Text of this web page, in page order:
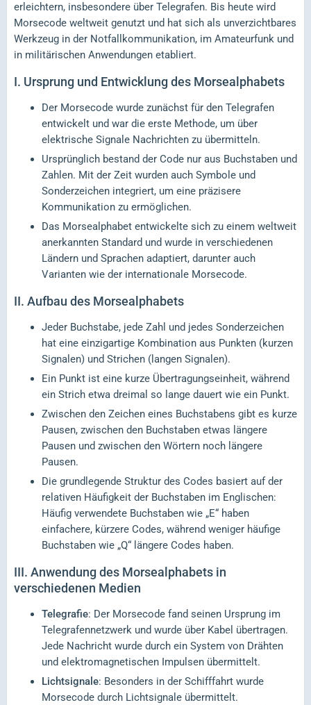
erleichtern, insbesondere über Telegrafen. Bis heute wird
Morsecode weltweit genutzt und hat sich als unverzichtbares
Werkzeug in der Notfallkommunikation, im Amateurfunk und
in militärischen Anwendungen etabliert.
I. Ursprung und Entwicklung des Morsealphabets
Der Morsecode wurde zunächst für den Telegrafen
entwickelt und war die erste Methode, um über
elektrische Signale Nachrichten zu übermitteln.
Ursprünglich bestand der Code nur aus Buchstaben und
Zahlen. Mit der Zeit wurden auch Symbole und
Sonderzeichen integriert, um eine präzisere
Kommunikation zu ermöglichen.
Das Morsealphabet entwickelte sich zu einem weltweit
anerkannten Standard und wurde in verschiedenen
Ländern und Sprachen adaptiert, darunter auch
Varianten wie der internationale Morsecode.
II. Aufbau des Morsealphabets
Jeder Buchstabe, jede Zahl und jedes Sonderzeichen
hat eine einzigartige Kombination aus Punkten (kurzen
Signalen) und Strichen (langen Signalen).
Ein Punkt ist eine kurze Übertragungseinheit, während
ein Strich etwa dreimal so lange dauert wie ein Punkt.
Zwischen den Zeichen eines Buchstabens gibt es kurze
Pausen, zwischen den Buchstaben etwas längere
Pausen und zwischen den Wörtern noch längere
Pausen.
Die grundlegende Struktur des Codes basiert auf der
relativen Häufigkeit der Buchstaben im Englischen:
Häufig verwendete Buchstaben wie „E“ haben
einfachere, kürzere Codes, während weniger häufige
Buchstaben wie „Q“ längere Codes haben.
III. Anwendung des Morsealphabets in
verschiedenen Medien
Telegrafie: Der Morsecode fand seinen Ursprung im
Telegrafennetzwerk und wurde über Kabel übertragen.
Jede Nachricht wurde durch ein System von Drähten
und elektromagnetischen Impulsen übermittelt.
Lichtsignale: Besonders in der Schifffahrt wurde
Morsecode durch Lichtsignale übermittelt.